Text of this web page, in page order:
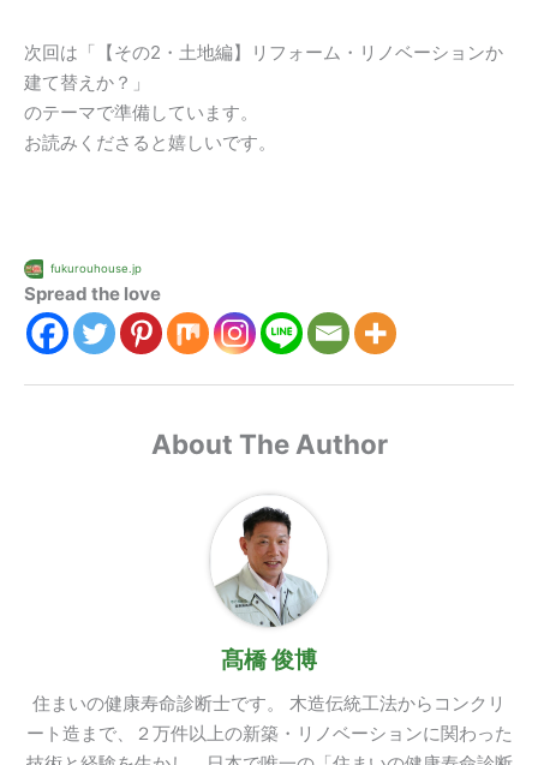
次回は「【その2・土地編】リフォーム・リノベーションか
建て替えか？」
のテーマで準備しています。
お読みくださると嬉しいです。
fukurouhouse.jp
Spread the love
About The Author
髙橋 俊博
住まいの健康寿命診断士です。 木造伝統工法からコンクリ
ート造まで、２万件以上の新築・リノベーションに関わった